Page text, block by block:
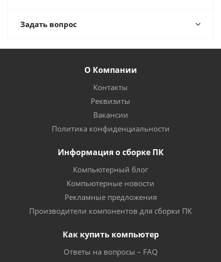
Задать вопрос
О Компании
Контакты
Реквизиты
Вакансии
Политика конфиденциальности
Информация о сборке ПК
Компьютерный блог
Компьютерные новости
Рекламные предложения
Производители компонентов для сборки ПК
Как купить компьютер
Ответы на вопросы – FAQ